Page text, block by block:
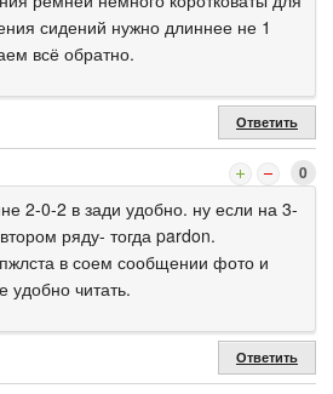
сидений нужно длиннее не 1
всё обратно.
Ответить
0
2-0-2 в зади удобно. ну если на 3-
ряду- тогда pardon.
в соем сообщении фото и
удобно читать.
Ответить